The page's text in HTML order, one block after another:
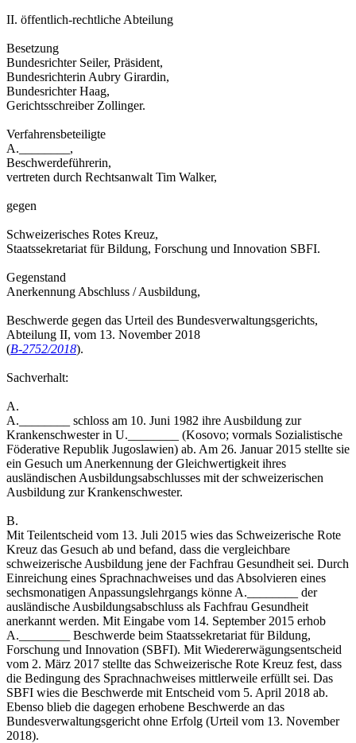
II. öffentlich-rechtliche Abteilung
Besetzung
Bundesrichter Seiler, Präsident,
Bundesrichterin Aubry Girardin,
Bundesrichter Haag,
Gerichtsschreiber Zollinger.
Verfahrensbeteiligte
A.________,
Beschwerdeführerin,
vertreten durch Rechtsanwalt Tim Walker,
gegen
Schweizerisches Rotes Kreuz,
Staatssekretariat für Bildung, Forschung und Innovation SBFI.
Gegenstand
Anerkennung Abschluss / Ausbildung,
Beschwerde gegen das Urteil des Bundesverwaltungsgerichts,
Abteilung II, vom 13. November 2018
(B-2752/2018).
Sachverhalt:
A.
A.________ schloss am 10. Juni 1982 ihre Ausbildung zur
Krankenschwester in U.________ (Kosovo; vormals Sozialistische
Föderative Republik Jugoslawien) ab. Am 26. Januar 2015 stellte sie
ein Gesuch um Anerkennung der Gleichwertigkeit ihres
ausländischen Ausbildungsabschlusses mit der schweizerischen
Ausbildung zur Krankenschwester.
B.
Mit Teilentscheid vom 13. Juli 2015 wies das Schweizerische Rote
Kreuz das Gesuch ab und befand, dass die vergleichbare
schweizerische Ausbildung jene der Fachfrau Gesundheit sei. Durch
Einreichung eines Sprachnachweises und das Absolvieren eines
sechsmonatigen Anpassungslehrgangs könne A.________ der
ausländische Ausbildungsabschluss als Fachfrau Gesundheit
anerkannt werden. Mit Eingabe vom 14. September 2015 erhob
A.________ Beschwerde beim Staatssekretariat für Bildung,
Forschung und Innovation (SBFI). Mit Wiedererwägungsentscheid
vom 2. März 2017 stellte das Schweizerische Rote Kreuz fest, dass
die Bedingung des Sprachnachweises mittlerweile erfüllt sei. Das
SBFI wies die Beschwerde mit Entscheid vom 5. April 2018 ab.
Ebenso blieb die dagegen erhobene Beschwerde an das
Bundesverwaltungsgericht ohne Erfolg (Urteil vom 13. November
2018).